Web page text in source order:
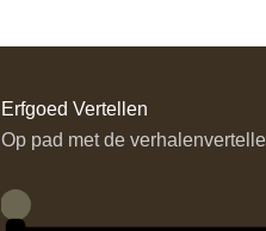
Erfgoed Vertellen
Op pad met de